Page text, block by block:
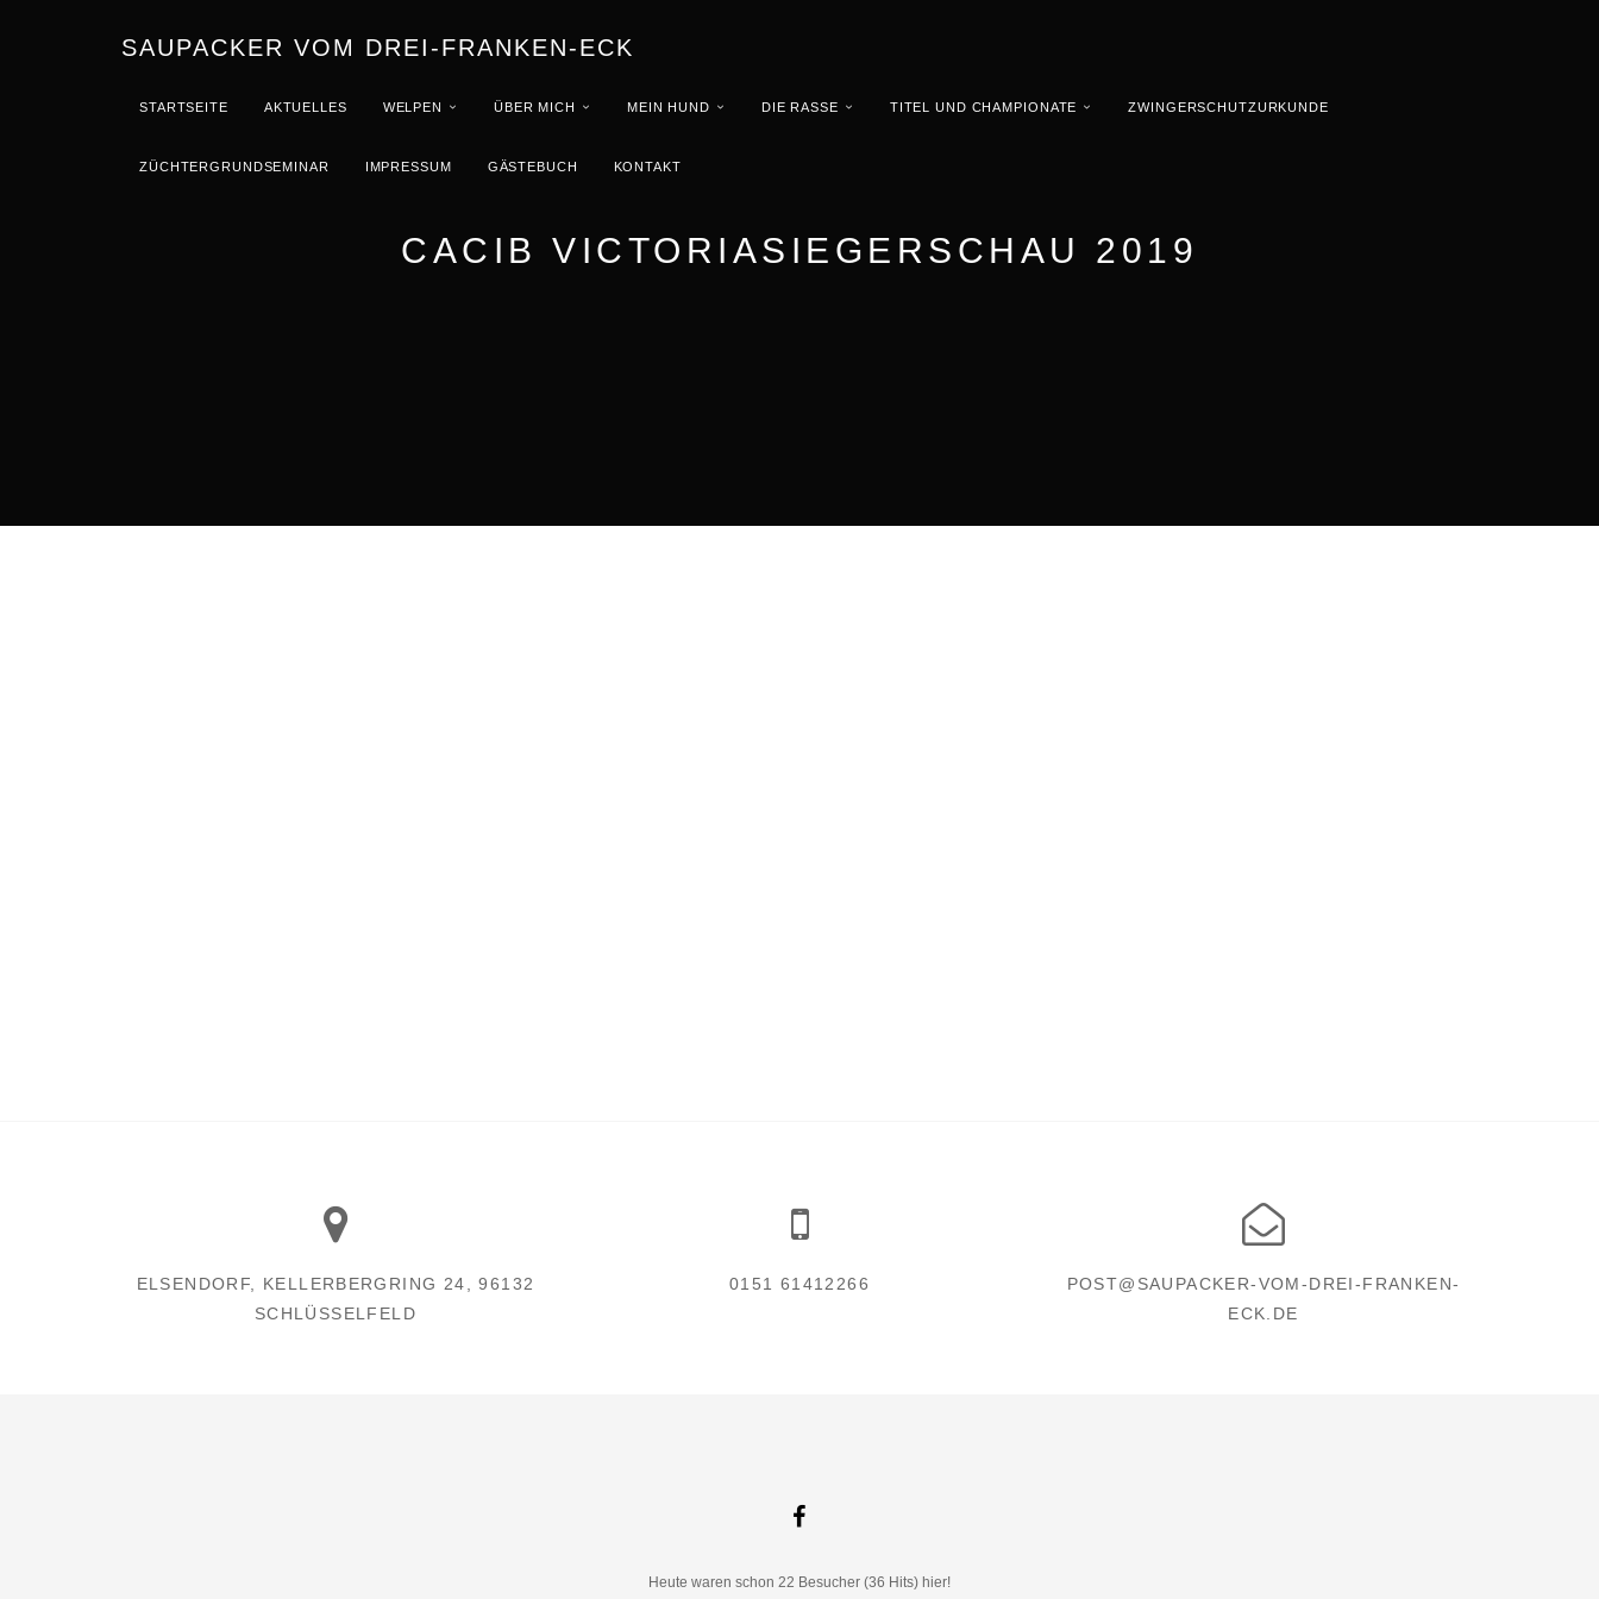
SAUPACKER VOM DREI-FRANKEN-ECK
STARTSEITE AKTUELLES WELPEN ÜBER MICH MEIN HUND DIE RASSE TITEL UND CHAMPIONATE ZWINGERSCHUTZURKUNDE
ZÜCHTERGRUNDSEMINAR IMPRESSUM GÄSTEBUCH KONTAKT
CACIB VICTORIASIEGERSCHAU 2019
ELSENDORF, KELLERBERGRING 24, 96132
SCHLÜSSELFELD
0151 61412266
POST@SAUPACKER-VOM-DREI-FRANKEN-
ECK.DE
Heute waren schon 22 Besucher (36 Hits) hier!